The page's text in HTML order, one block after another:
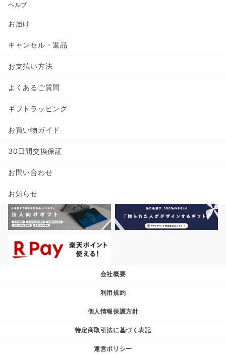
ヘルプ
お届け
キャンセル・返品
お支払い方法
よくあるご質問
ギフトラッピング
お買い物ガイド
30日間交換保証
お問い合わせ
お知らせ
会社概要
利用規約
個人情報保護方針
特定商取引法に基づく表記
運営ポリシー